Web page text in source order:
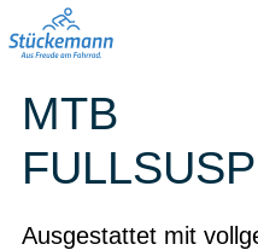
MTB
Ausgestattet mit